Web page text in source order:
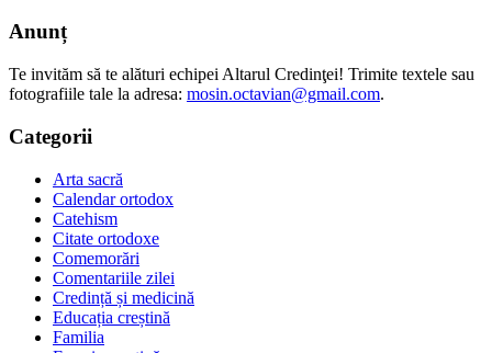
Anunț
Te invităm să te alături echipei Altarul Credinţei! Trimite textele sau
fotografiile tale la adresa: mosin.octavian@gmail.com.
Categorii
Arta sacră
Calendar ortodox
Catehism
Citate ortodoxe
Comemorări
Comentariile zilei
Credință și medicină
Educația creștină
Familia